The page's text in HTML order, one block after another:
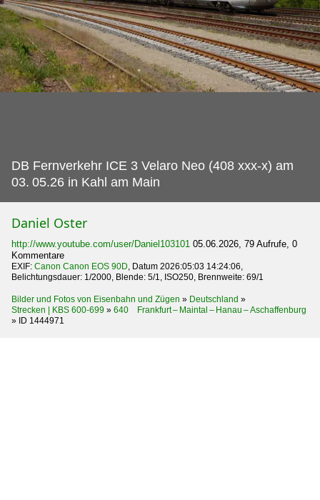
DB Fernverkehr ICE 3 Velaro Neo (408 xxx-x) am
03. 05.26 in Kahl am Main
Daniel Oster
http://www.youtube.com/user/Daniel103101 05.06.2026, 79 Aufrufe, 0
Kommentare
EXIF: Canon Canon EOS 90D, Datum 2026:05:03 14:24:06,
Belichtungsdauer: 1/2000, Blende: 5/1, ISO250, Brennweite: 69/1
Bilder und Fotos von Eisenbahn und Zügen » Deutschland »
Strecken | KBS 600-699 » 640 Frankfurt – Maintal – Hanau – Aschaffenburg
» ID 1444971